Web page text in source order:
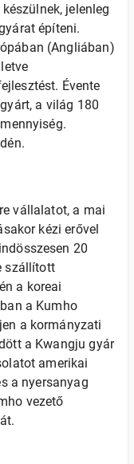
jelenleg
építeni.
(Angliában)
Évente
a világ 180
vállalatot, a mai
kézi erővel
20
szállított
a koreai
a Kumho
a kormányzati
a Kwangju gyár
amerikai
a nyersanyag
vezető